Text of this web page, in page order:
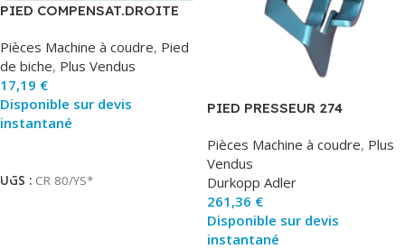
PIED COMPENSAT.DROITE
Pièces Machine à coudre, Pied
de biche, Plus Vendus
17,19 €
Disponible sur devis
instantané
UGS : CR 80/YS*
PIED PRESSEUR 274
Pièces Machine à coudre, Plus
Vendus
Durkopp Adler
261,36 €
Disponible sur devis
instantané